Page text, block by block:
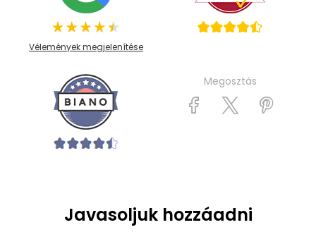
Vélemények megjelenítése
Megosztás
Javasoljuk hozzáadni